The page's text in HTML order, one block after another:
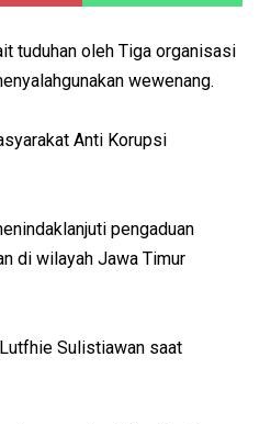
tuduhan oleh Tiga organisasi
wewenang.
Anti Korupsi
pengaduan
di wilayah Jawa Timur
Sulistiawan saat